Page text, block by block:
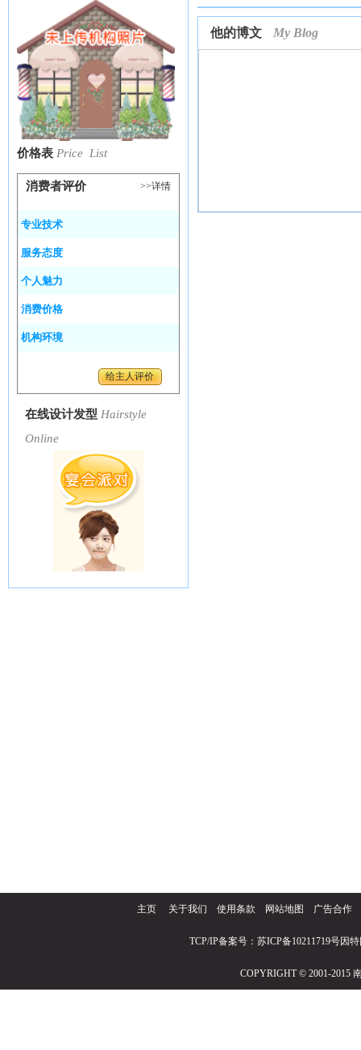
价格表 Price List
消费者评价 >>详情
专业技术
服务态度
个人魅力
消费价格
机构环境
给主人评价
在线设计发型 Hairstyle
Online
他的博文 My Blog
主页 关于我们 使用条款 网站地图 广告合作
TCP/IP备案号：苏ICP备10211719号因
COPYRIGHT © 2001-2015